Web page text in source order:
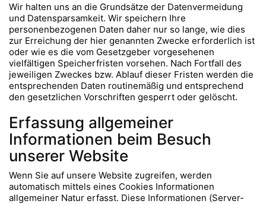
Wir halten uns an die Grundsätze der Datenvermeidung
und Datensparsamkeit. Wir speichern Ihre
personenbezogenen Daten daher nur so lange, wie dies
zur Erreichung der hier genannten Zwecke erforderlich ist
oder wie es die vom Gesetzgeber vorgesehenen
vielfältigen Speicherfristen vorsehen. Nach Fortfall des
jeweiligen Zweckes bzw. Ablauf dieser Fristen werden die
entsprechenden Daten routinemäßig und entsprechend
den gesetzlichen Vorschriften gesperrt oder gelöscht.
Erfassung allgemeiner
Informationen beim Besuch
unserer Website
Wenn Sie auf unsere Website zugreifen, werden
automatisch mittels eines Cookies Informationen
allgemeiner Natur erfasst. Diese Informationen (Server-